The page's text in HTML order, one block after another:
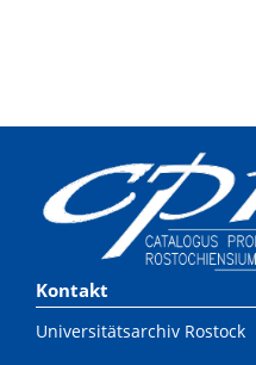
Kontakt
Universitätsarchiv Rostock